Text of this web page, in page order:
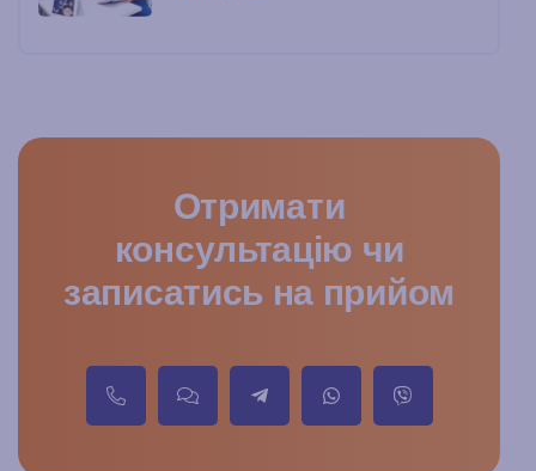
Отримати
консультацію чи
записатись на прийом